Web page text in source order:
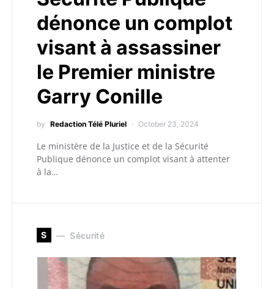
dénonce un complot
visant à assassiner
le Premier ministre
Garry Conille
by Redaction Télé Pluriel October 23, 2024
Le ministère de la Justice et de la Sécurité
Publique dénonce un complot visant à attenter
à la…
S Sécurité